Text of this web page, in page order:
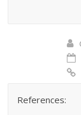
References: